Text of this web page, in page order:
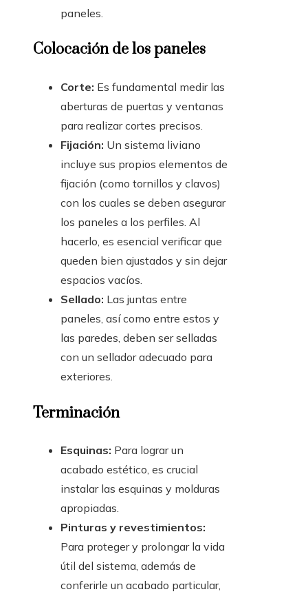
paneles.
Colocación de los paneles
Corte: Es fundamental medir las
aberturas de puertas y ventanas
para realizar cortes precisos.
Fijación: Un sistema liviano
incluye sus propios elementos de
fijación (como tornillos y clavos)
con los cuales se deben asegurar
los paneles a los perfiles. Al
hacerlo, es esencial verificar que
queden bien ajustados y sin dejar
espacios vacíos.
Sellado: Las juntas entre
paneles, así como entre estos y
las paredes, deben ser selladas
con un sellador adecuado para
exteriores.
Terminación
Esquinas: Para lograr un
acabado estético, es crucial
instalar las esquinas y molduras
apropiadas.
Pinturas y revestimientos:
Para proteger y prolongar la vida
útil del sistema, además de
conferirle un acabado particular,